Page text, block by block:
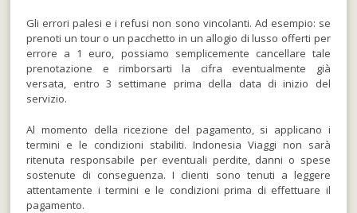
Gli errori palesi e i refusi non sono vincolanti. Ad esempio: se
prenoti un tour o un pacchetto in un allogio di lusso offerti per
errore a 1 euro, possiamo semplicemente cancellare tale
prenotazione e rimborsarti la cifra eventualmente già
versata, entro 3 settimane prima della data di inizio del
servizio.
Al momento della ricezione del pagamento, si applicano i
termini e le condizioni stabiliti. Indonesia Viaggi non sarà
ritenuta responsabile per eventuali perdite, danni o spese
sostenute di conseguenza. I clienti sono tenuti a leggere
attentamente i termini e le condizioni prima di effettuare il
pagamento.